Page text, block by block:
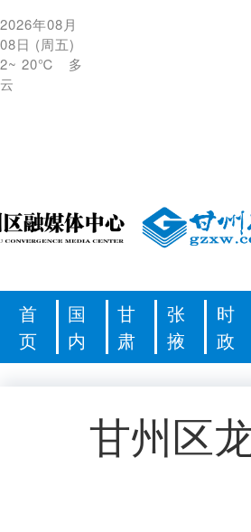
2026年08月
08日 (周五)
2~ 20℃
多
云
首
页
国
内
甘
肃
张
掖
时
政
甘州区